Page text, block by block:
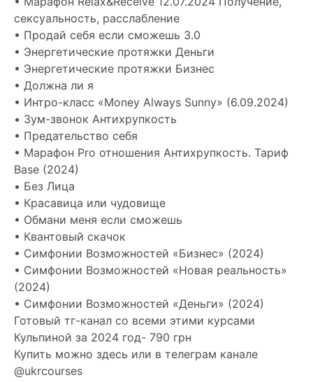
сексуальность, расслабление
• Продай себя если сможешь 3.0
• Энергетические протяжки Деньги
• Энергетические протяжки Бизнес
• Должна ли я
• Интро-класс «Money Always Sunny» (6.09.2024)
• Зум-звонок Антихрупкость
• Предательство себя
• Марафон Pro отношения Антихрупкость. Тариф
Base (2024)
• Без Лица
• Красавица или чудовище
• Обмани меня если сможешь
• Квантовый скачок
• Симфонии Возможностей «Бизнес» (2024)
• Симфонии Возможностей «Новая реальность»
(2024)
• Симфонии Возможностей «Деньги» (2024)
Готовый тг-канал со всеми этими курсами
Кульпиной за 2024 год- 790 грн
Купить можно здесь или в телеграм канале
@ukrcourses